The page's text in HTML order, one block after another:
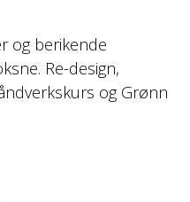
og berikende
Re-design,
og Grønn